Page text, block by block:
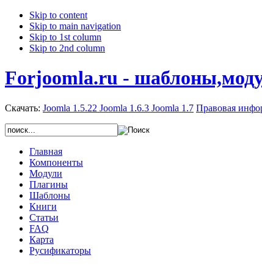
Skip to content
Skip to main navigation
Skip to 1st column
Skip to 2nd column
Forjoomla.ru -
Скачать: Joomla 1.5.22 Joomla 1.6.3 Joomla 1.7 Правовая
Главная
Компоненты
Модули
Плагины
Шаблоны
Книги
Статьи
FAQ
Карта
Русификаторы